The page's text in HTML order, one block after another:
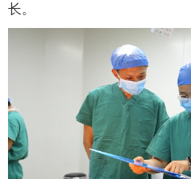
长。